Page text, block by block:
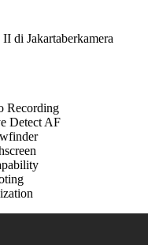
di Jakartaberkamera
Recording
Detect AF